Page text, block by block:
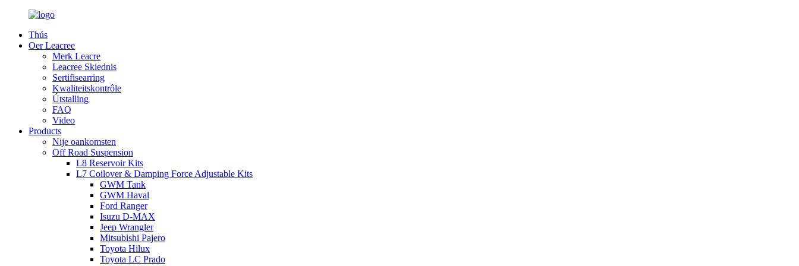
Thús
Oer Leacree
Merk Leacre
Leacree Skiednis
Sertifisearring
Kwaliteitskontrôle
Útstalling
FAQ
Video
Products
Nije oankomsten
Off Road Suspension
L8 Reservoir Kits
L7 Coilover & Damping Force Adjustable Kits
GWM Tank
GWM Haval
Ford Ranger
Isuzu D-MAX
Jeep Wrangler
Mitsubishi Pajero
Toyota Hilux
Toyota LC Prado